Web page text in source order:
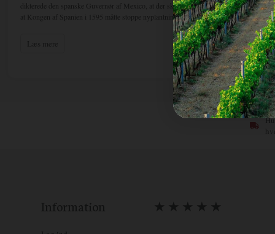
dikterede den spanske Guvernør af Mexico, at der skulle plantes vinstokke i denne
at Kongen af Spanien i 1595 måtte stoppe nyplantninger, da han frygtede landet ville
eksisterede i mere end 150 år og hæmmede de indtjeningsmuligheder, der lå for
Rent faktisk ligger de ældste vingårde i hele det ”amerikanske” område (gældende for
Mexico. De bedste mexicanske distrikter ligger i Baja California, i forlængelse af det
som området retmæssigt hedder, står for ca. 80-90% af vinproduktionen i Mexico.
Her i Baja Califorinia ligger da også vinhuset L.A. Cetto, der er landets ubestridte
Firmaet blev etableret i 1928 af den italienske immigrant, Don Angelo Cetto, der
Italien. I dag er det 3. generation, der driver det prestigefyldte vinhus, som i dag har
producent. Mexico er ikke en stor nation af vindrikkere. Der bliver kun drukket 1,5 ltr.
(2012)). Til gengæld er Mexico verdens mest Coca Cola-drikkende nation med 225
Læs mere
Information ★ ★ ★ ★ ★